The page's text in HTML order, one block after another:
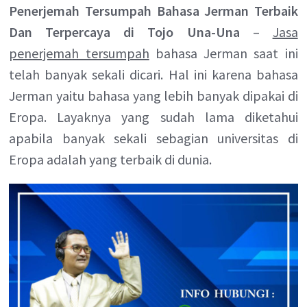
Penerjemah Tersumpah Bahasa Jerman Terbaik
Dan Terpercaya di Tojo Una-Una – Jasa
penerjemah tersumpah bahasa Jerman saat ini
telah banyak sekali dicari. Hal ini karena bahasa
Jerman yaitu bahasa yang lebih banyak dipakai di
Eropa. Layaknya yang sudah lama diketahui
apabila banyak sekali sebagian universitas di
Eropa adalah yang terbaik di dunia.